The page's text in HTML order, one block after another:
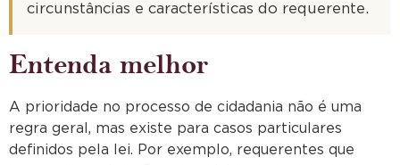
circunstâncias e características do requerente.
Entenda melhor
A prioridade no processo de cidadania não é uma
regra geral, mas existe para casos particulares
definidos pela lei. Por exemplo, requerentes que